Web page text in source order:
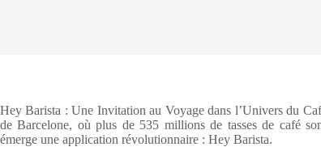
Hey Barista : Une Invitation au Voyage dans l’Univers du
de Barcelone, où plus de 535 millions de tasses de café
émerge une application révolutionnaire : Hey Barista.